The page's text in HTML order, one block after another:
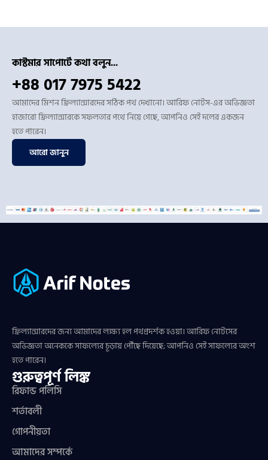
কাস্টমার সাপোর্টে কথা বলুন...
+88 017 7975 5422
আমাদের মিশন ফ্রিল্যান্সারদের সঠিক পথ দেখানো। আরিফ নোটস-এর অভিজ্ঞতা
হাজারো ফ্রিল্যান্সারকে সফলতার পথে নিয়ে গেছে, আপনিও সেই দলের একজন
হতে পারেন।
আরো জানুন
ফ্রিল্যান্সারদের জন্য আমাদের লক্ষ্য হল পথপ্রদর্শক হওয়া। আরিফ নোটসের
অভিজ্ঞতা অনেককে সাফল্যের চূড়ায় পৌঁছে দিয়েছে; আপনিও সেই সাফল্যের অংশ
হতে পারেন।
গুরুত্বপূর্ণ লিঙ্ক
রিফান্ড পলিসি
শর্তাবলী
গোপনীয়তা
আমাদের সম্পর্কে